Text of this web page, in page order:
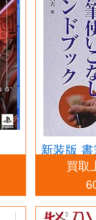
新装版
しハン
買取